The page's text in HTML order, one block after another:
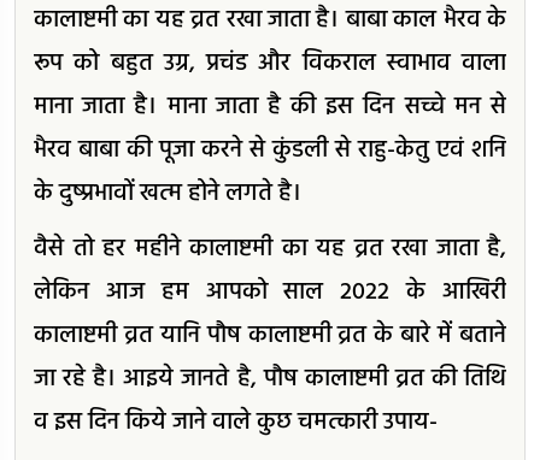
कालाष्टमी का यह व्रत रखा जाता है। बाबा काल भैरव के
रूप को बहुत उग्र, प्रचंड और विकराल स्वाभाव वाला
माना जाता है। माना जाता है की इस दिन सच्चे मन से
भैरव बाबा की पूजा करने से कुंडली से राहु-केतु एवं शनि
के दुष्प्रभावों खत्म होने लगते है।
वैसे तो हर महीने कालाष्टमी का यह व्रत रखा जाता है,
लेकिन आज हम आपको साल 2022 के आखिरी
कालाष्टमी व्रत यानि पौष कालाष्टमी व्रत के बारे में बताने
जा रहे है। आइये जानते है, पौष कालाष्टमी व्रत की तिथि
व इस दिन किये जाने वाले कुछ चमत्कारी उपाय-